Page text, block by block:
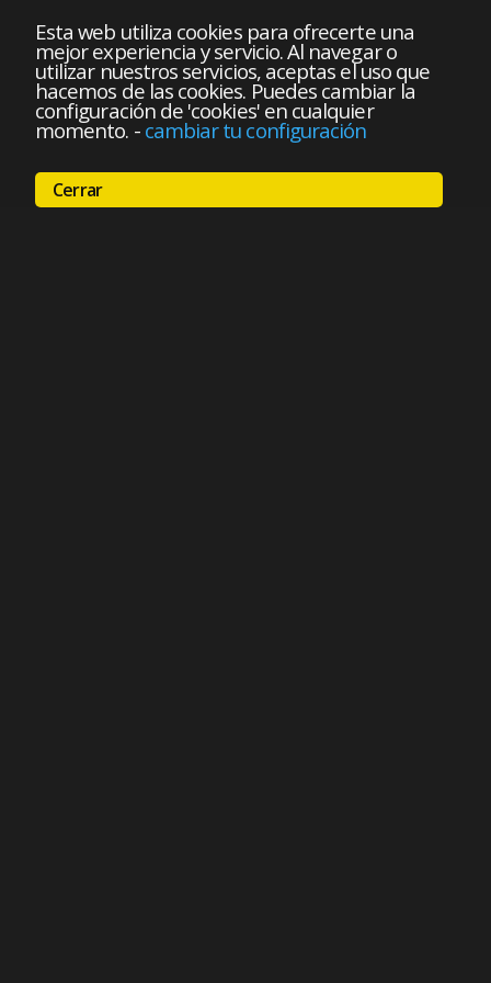
Esta web utiliza cookies para ofrecerte una
mejor experiencia y servicio. Al navegar o
utilizar nuestros servicios, aceptas el uso que
hacemos de las cookies. Puedes cambiar la
configuración de 'cookies' en cualquier
momento. - cambiar tu configuración
Cerrar